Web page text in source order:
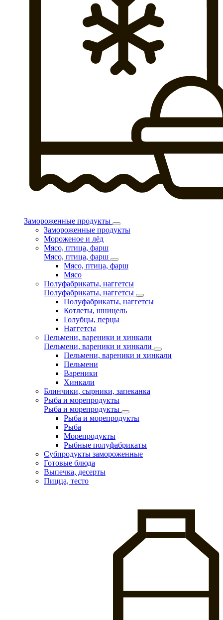
Замороженные продукты
Замороженные продукты
Мороженое и лёд
Мясо, птица, фарш
Мясо, птица, фарш
Мясо, птица, фарш
Мясо
Полуфабрикаты, наггетсы
Полуфабрикаты, наггетсы
Полуфабрикаты, наггетсы
Котлеты, шницель
Голубцы, перцы
Наггетсы
Пельмени, вареники и хинкали
Пельмени, вареники и хинкали
Пельмени, вареники и хинкали
Пельмени
Вареники
Хинкали
Блинчики, сырники, запеканка
Рыба и морепродукты
Рыба и морепродукты
Рыба и морепродукты
Рыба
Морепродукты
Рыбные полуфабрикаты
Субпродукты замороженные
Готовые блюда
Выпечка, десерты
Пицца, тесто